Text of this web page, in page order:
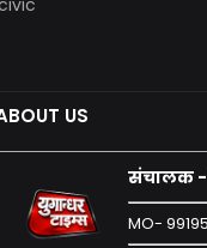
US
संचालक -
MO-